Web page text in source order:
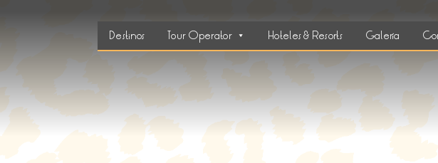
Destinos Tour Operator Hoteles & Resorts Galería